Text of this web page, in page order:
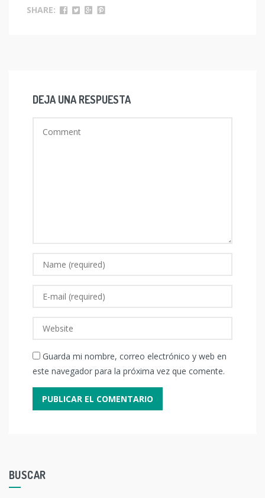
SHARE:
DEJA UNA RESPUESTA
Guarda mi nombre, correo electrónico y web en
este navegador para la próxima vez que comente.
BUSCAR